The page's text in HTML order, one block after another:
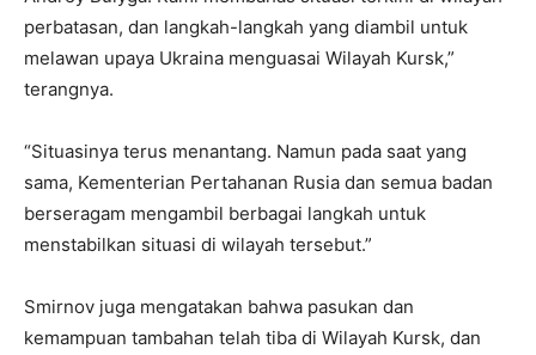
perbatasan, dan langkah-langkah yang diambil untuk
melawan upaya Ukraina menguasai Wilayah Kursk,”
terangnya.
“Situasinya terus menantang. Namun pada saat yang
sama, Kementerian Pertahanan Rusia dan semua badan
berseragam mengambil berbagai langkah untuk
menstabilkan situasi di wilayah tersebut.”
Smirnov juga mengatakan bahwa pasukan dan
kemampuan tambahan telah tiba di Wilayah Kursk, dan